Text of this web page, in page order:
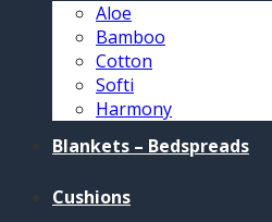
Aloe
Bamboo
Cotton
Softi
Harmony
Blankets – Bedspreads
Cushions